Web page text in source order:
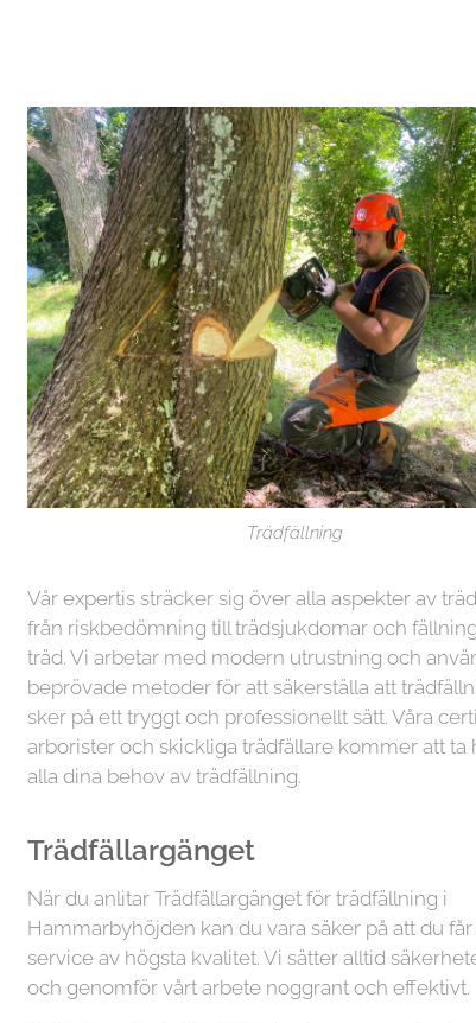
Trädfällning
Vår expertis sträcker sig över alla aspekter av
från riskbedömning till trädsjukdomar och
träd. Vi arbetar med modern utrustning och
beprövade metoder för att säkerställa att
sker på ett tryggt och professionellt sätt. Våra
arborister och skickliga trädfällare kommer att ta
alla dina behov av trädfällning.
Trädfällargänget
När du anlitar Trädfällargänget för trädfällning i
Hammarbyhöjden kan du vara säker på att du får
service av högsta kvalitet. Vi sätter alltid
och genomför vårt arbete noggrant och effektivt.